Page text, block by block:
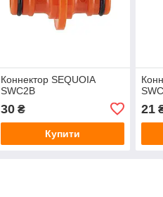
Коннектор SEQUOIA
SWC2B
30₴
Купити
21